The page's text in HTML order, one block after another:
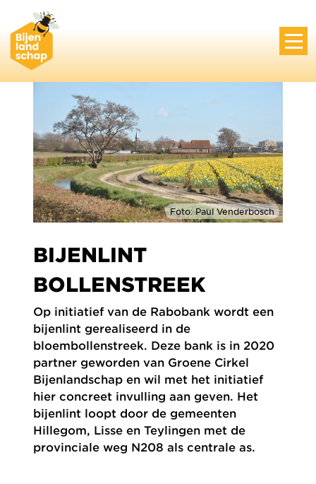
BIJENLINT
BOLLENSTREEK
Op initiatief van de Rabobank wordt een
bijenlint gerealiseerd in de
bloembollenstreek. Deze bank is in 2020
partner geworden van Groene Cirkel
Bijenlandschap en wil met het initiatief
hier concreet invulling aan geven. Het
bijenlint loopt door de gemeenten
Hillegom, Lisse en Teylingen met de
provinciale weg N208 als centrale as.
Foto: Paul Venderbosch